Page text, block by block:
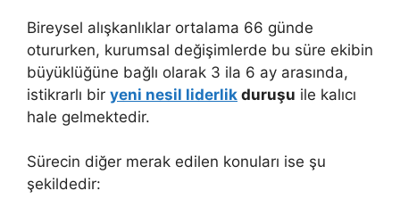
Bireysel alışkanlıklar ortalama 66 günde
otururken, kurumsal değişimlerde bu süre ekibin
büyüklüğüne bağlı olarak 3 ila 6 ay arasında,
istikrarlı bir yeni nesil liderlik duruşu ile kalıcı
hale gelmektedir.
Sürecin diğer merak edilen konuları ise şu
şekildedir: